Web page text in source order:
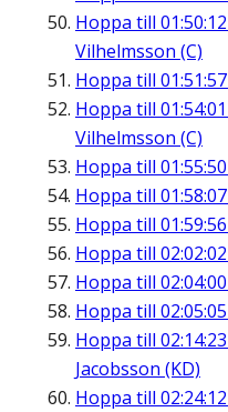
Hoppa till 01:50:12
Vilhelmsson (C)
Hoppa till 01:51:57
Hoppa till 01:54:01
Vilhelmsson (C)
Hoppa till 01:55:50
Hoppa till 01:58:07
Hoppa till 01:59:56
Hoppa till 02:02:02
Hoppa till 02:04:00
Hoppa till 02:05:05
Hoppa till 02:14:23
Jacobsson (KD)
Hoppa till 02:24:12